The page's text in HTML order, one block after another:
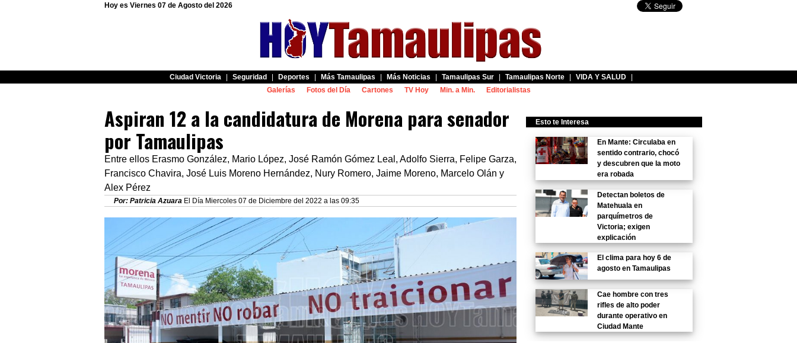
Hoy es Viernes 07 de Agosto del 2026
Ciudad Victoria Seguridad Deportes Más Tamaulipas Más Noticias Tamaulipas Sur Tamaulipas Norte VIDA Y SALUD
Galerías
Fotos del Día Cartones TV Hoy Min. a Min. Editorialistas
Aspiran 12 a la candidatura de Morena para senador
por Tamaulipas
Entre ellos Erasmo González, Mario López, José Ramón Gómez Leal, Adolfo Sierra, Felipe Garza,
Francisco Chavira, José Luis Moreno Hernández, Nury Romero, Jaime Moreno, Marcelo Olán y
Alex Pérez
Por: Patricia Azuara El Día Miercoles 07 de Diciembre del 2022 a las 09:35
Esto te Interesa
En Mante: Circulaba en
sentido contrario, chocó
y descubren que la moto
era robada
Detectan boletos de
Matehuala en
parquímetros de
Victoria; exigen
explicación
El clima para hoy 6 de
agosto en Tamaulipas
Cae hombre con tres
rifles de alto poder
durante operativo en
Ciudad Mante